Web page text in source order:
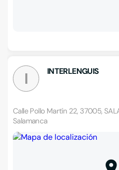
I INTERLENGUIS
Calle Pollo Martín 22, 37005,
Salamanca